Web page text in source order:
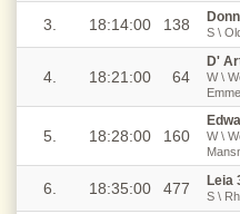
3. 18:14:00 138 S \
4. 18:21:00 64
D'
W \
5. 18:28:00 160
W \
6. 18:35:00 477 Leia
S \